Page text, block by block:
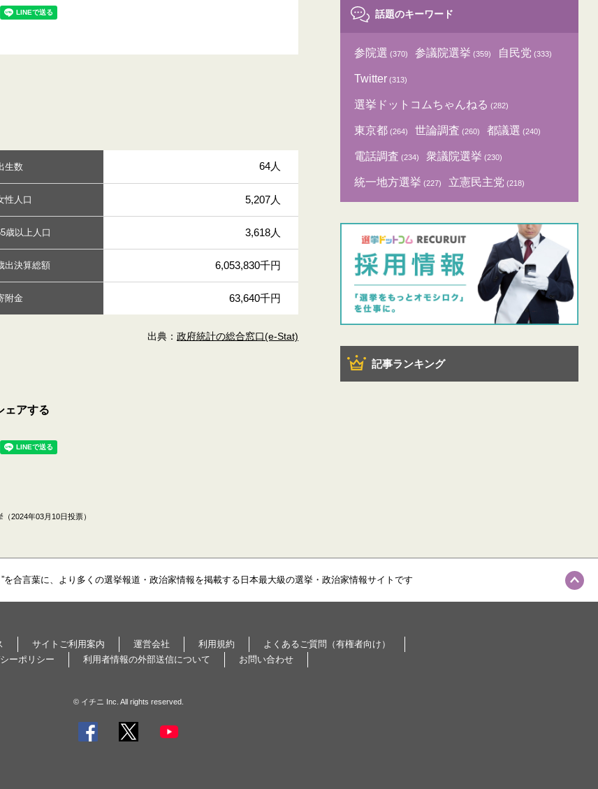
生数 64人
性人口 5,207人
歳以上人口 3,618人
出決算総額 6,053,830千円
附金 63,640千円
出典：政府統計の総合窓口(e-Stat)
ェアする
話題のキーワード
参院選 (370) 参議院選挙 (359) 自民党 (333)
Twitter (313)
選挙ドットコムちゃんねる (282)
東京都 (264) 世論調査 (260) 都議選 (240)
電話調査 (234) 衆議院選挙 (230)
統一地方選挙 (227) 立憲民主党 (218)
記事ランキング
2024年03月10日投票）
を合言葉に、より多くの選挙報道・政治家情報を掲載する日本最大級の選挙・政治家情報サイトです
サイトご利用案内 運営会社 利用規約
よくあるご質問（有権者向け）
ーポリシー
利用者情報の外部送信について お問い合わせ
© イチニ Inc. All rights reserved.